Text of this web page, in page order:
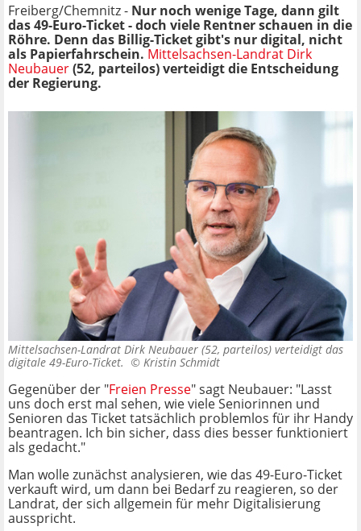
Freiberg/Chemnitz - Nur noch wenige Tage, dann gilt
das 49-Euro-Ticket - doch viele Rentner schauen in die
Röhre. Denn das Billig-Ticket gibt's nur digital, nicht
als Papierfahrschein. Mittelsachsen-Landrat Dirk
Neubauer(52, parteilos) verteidigt die Entscheidung
der Regierung.
Mittelsachsen-Landrat Dirk Neubauer (52, parteilos) verteidigt das
digitale 49-Euro-Ticket. © Kristin Schmidt
Gegenüber der "Freien Presse" sagt Neubauer: "Lasst
uns doch erst mal sehen, wie viele Seniorinnen und
Senioren das Ticket tatsächlich problemlos für ihr Handy
beantragen. Ich bin sicher, dass dies besser funktioniert
als gedacht."
Man wolle zunächst analysieren, wie das 49-Euro-Ticket
verkauft wird, um dann bei Bedarf zu reagieren, so der
Landrat, der sich allgemein für mehr Digitalisierung
ausspricht.